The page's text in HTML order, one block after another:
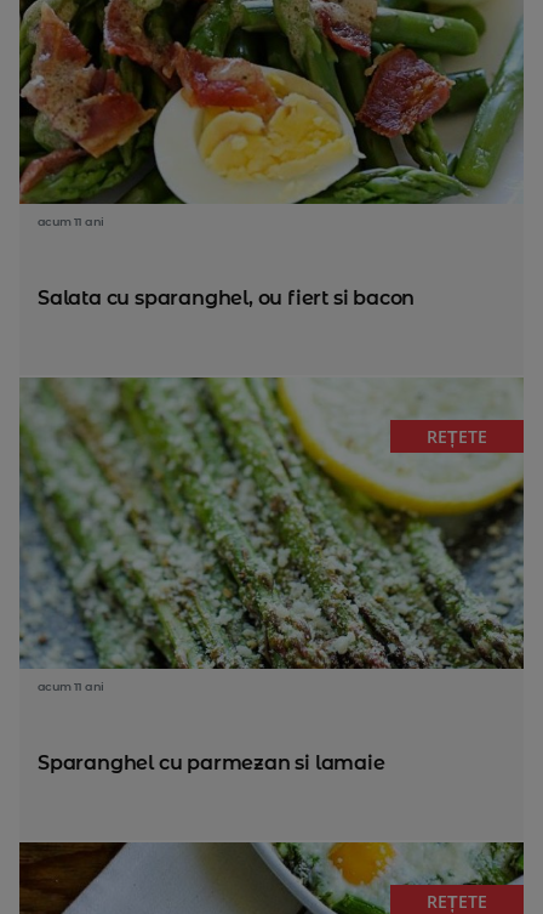
acum 11 ani
Salata cu sparanghel, ou fiert si bacon
REȚETE
acum 11 ani
Sparanghel cu parmezan si lamaie
REȚETE